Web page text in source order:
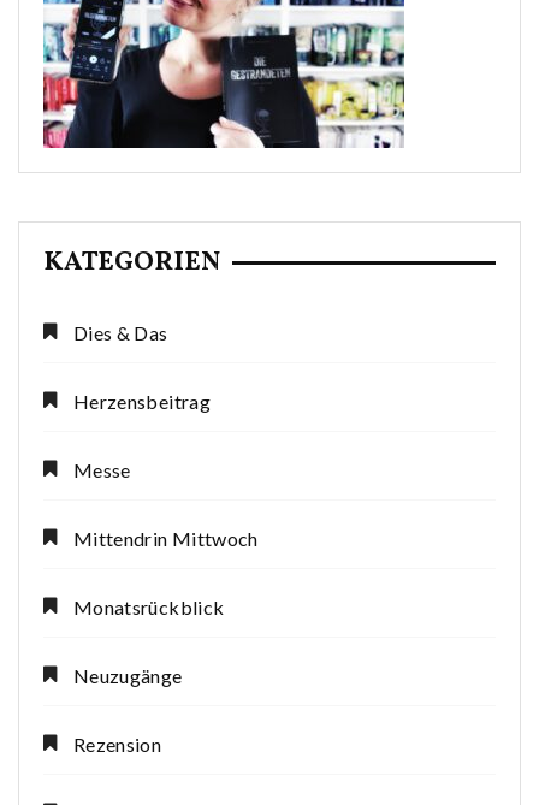
KATEGORIEN
Dies & Das
Herzensbeitrag
Messe
Mittendrin Mittwoch
Monatsrückblick
Neuzugänge
Rezension